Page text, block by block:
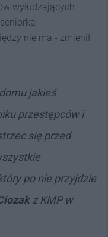
wyłudzających
nie ma - zmienił
jakieś
przestępców i
się przed
po nie przyjdzie
z KMP w